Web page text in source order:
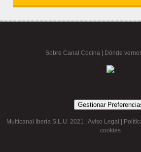
Sobre Canal Cocina Dónde
Gestionar
Multicanal Iberia S.L.U. 2021 | Aviso Legal
cookies